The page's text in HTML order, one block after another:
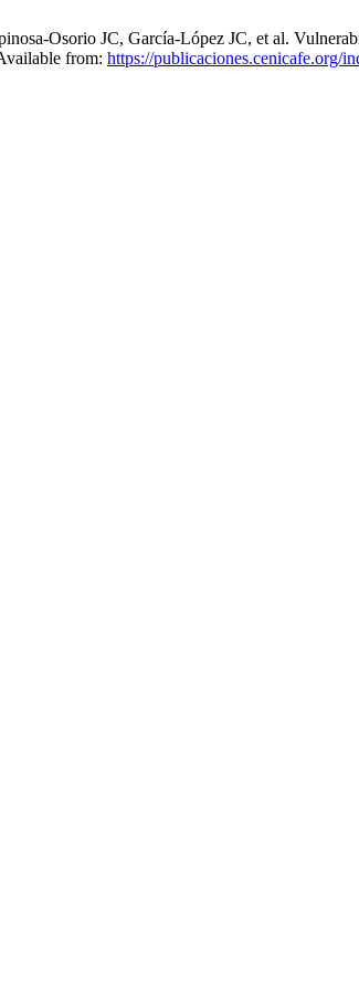
Osorio JC, García-López JC, et al.
from: https://publicaciones.cenicafe.org/